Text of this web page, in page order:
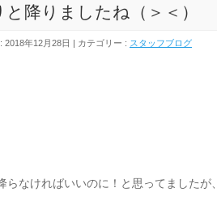
降りましたね（＞＜）
2018年12月28日 カテゴリー : スタッフブログ
なければいいのに！と思ってましたが、